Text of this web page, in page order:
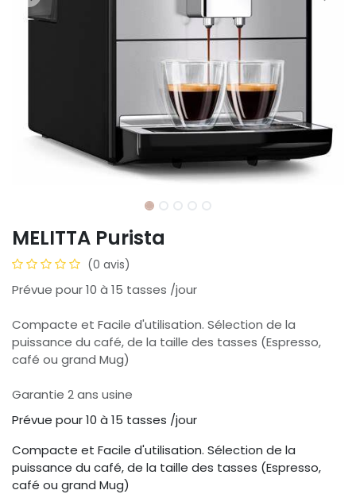
MELITTA Purista
(0 avis)
Prévue pour 10 à 15 tasses /jour
Compacte et Facile d'utilisation. Sélection de la
puissance du café, de la taille des tasses (Espresso,
café ou grand Mug)
Garantie 2 ans usine
Prévue pour 10 à 15 tasses /jour
Compacte et Facile d'utilisation. Sélection de la
puissance du café, de la taille des tasses (Espresso,
café ou grand Mug)